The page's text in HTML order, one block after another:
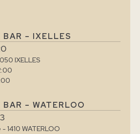
BAR – IXELLES
IXELLES
– WATERLOO
1410 WATERLOO